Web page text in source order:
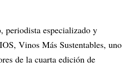
periodista especializado y
Vinos Más Sustentables, uno
de la cuarta edición de